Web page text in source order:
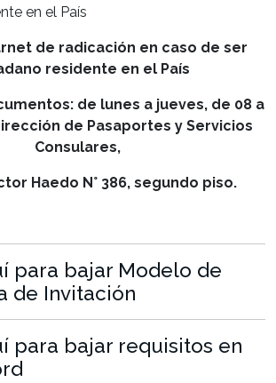
en el País
de radicación en caso de ser
residente en el País
de lunes a jueves, de 08 a
de Pasaportes y Servicios
Consulares,
Haedo N° 386, segundo piso.
para bajar Modelo de
de Invitación
para bajar requisitos en